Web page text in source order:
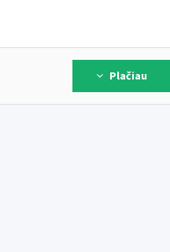
katžolė).
Plačiau